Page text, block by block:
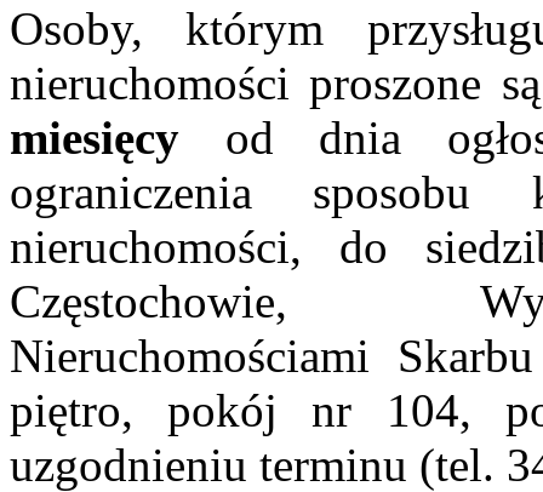
Osoby, którym
nieruchomości proszone
miesięcy od dnia
ograniczenia sposobu
nieruchomości, do
Częstochowie,
Nieruchomościami
piętro, pokój nr 104, po
uzgodnieniu terminu (tel.